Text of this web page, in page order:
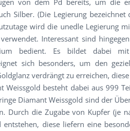
von dem Pd bereits, um die
Silber. (Die Legierung bezeichnet
wird die unedle Legierung
Interessant sind
bedient. Es bildet dabei
sich besonders, um den
verdrängt zu erreichen,
Weissgold besteht dabei aus 999
Diamant Weissgold sind der
Durch die Zugabe von Kupfer (je
entstehen, diese liefern eine